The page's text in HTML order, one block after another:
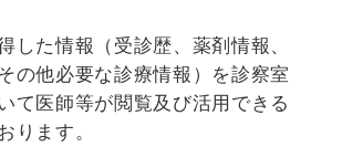
した情報（受診歴、薬剤情報、
の他必要な診療情報）を診察室
て医師等が閲覧及び活用できる
ります。